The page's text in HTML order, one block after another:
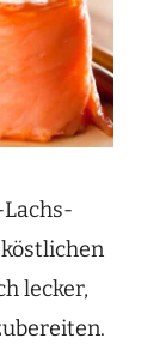
lecker,